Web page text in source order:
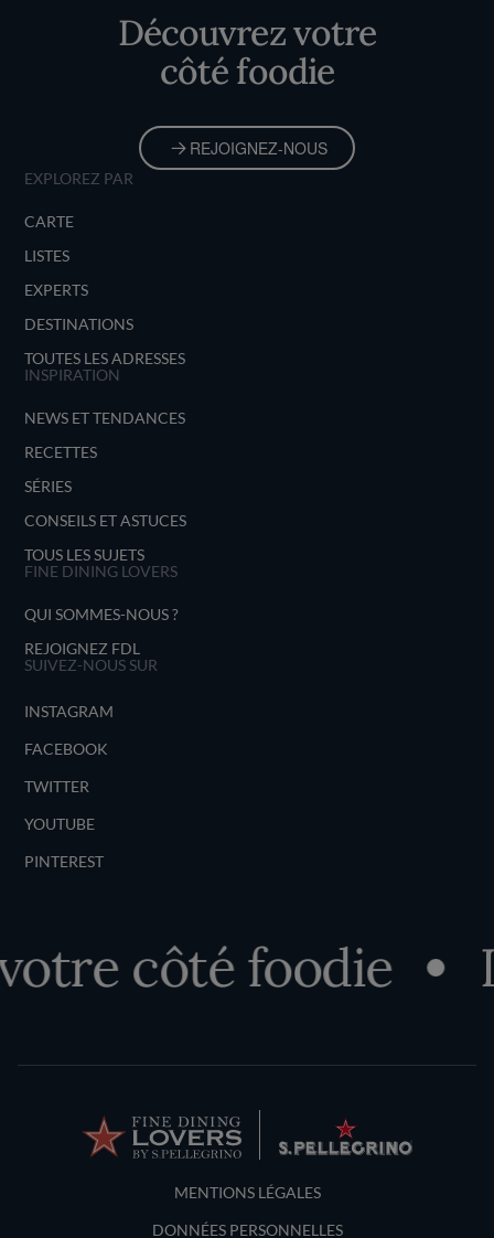
Découvrez votre
côté foodie
REJOIGNEZ-NOUS
EXPLOREZ PAR
CARTE
LISTES
EXPERTS
DESTINATIONS
TOUTES LES ADRESSES
INSPIRATION
NEWS ET TENDANCES
RECETTES
SÉRIES
CONSEILS ET ASTUCES
TOUS LES SUJETS
FINE DINING LOVERS
QUI SOMMES-NOUS ?
REJOIGNEZ FDL
SUIVEZ-NOUS SUR
INSTAGRAM
FACEBOOK
TWITTER
YOUTUBE
PINTEREST
côté foodie
Terms and Conditions
MENTIONS LÉGALES
DONNÉES PERSONNELLES